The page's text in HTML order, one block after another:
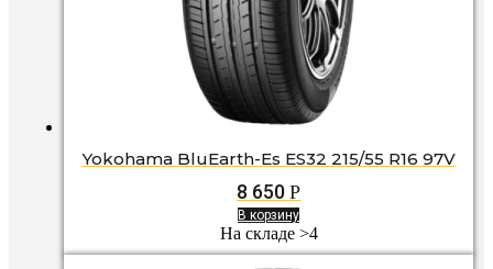
Yokohama BluEarth-Es ES32 215/55 R16 97V
8 650 Р
В корзину
На складе >4